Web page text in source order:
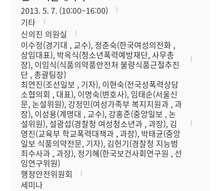
2013. 5. 7. (10:00~16:00)
기타
신의진 의원실
이수정(경기대 , 교수), 정춘숙(한국여성의전화 ,
상임대표), 박옥식(청소년폭력예방재단, 사무총
장), 이임식(식품의약품안전처 불량식품근절추진
단 , 총괄팀장)
최연진(조선일보 , 기자), 이현숙(전국성폭력상담
소협의회 , 대표), 이명숙(변호사), 임태순(서울신
문, 논설위원), 강정민(여성가족부 복지지원과 , 과
장), 이성용(계명대 , 교수), 강홍준(중앙일보 , 논
설위원), 설광섭(경찰청 여성청소년과 , 과장), 김
영진(교육부 학교폭력대책과 , 과장), 박태균(중앙
일보 식품의약전문, 기자), 김헌기(경찰청 지능범
죄수사과 , 과장), 정기혜(한국보건사회연구원 , 선
임연구위원)
행정안전위원회
세미나